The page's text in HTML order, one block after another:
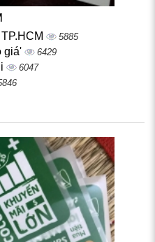
5885
giá' 6429
6047